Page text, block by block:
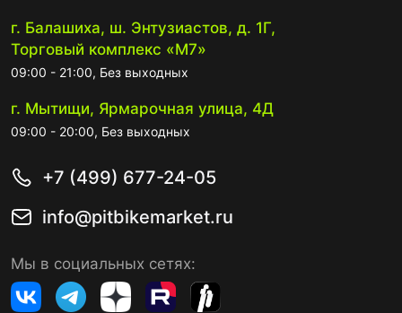
г. Балашиха, ш. Энтузиастов, д. 1Г,
Торговый комплекс «М7»
09:00 - 21:00, Без выходных
г. Мытищи, Ярмарочная улица, 4Д
09:00 - 20:00, Без выходных
+7 (499) 677-24-05
info@pitbikemarket.ru
Мы в социальных сетях: